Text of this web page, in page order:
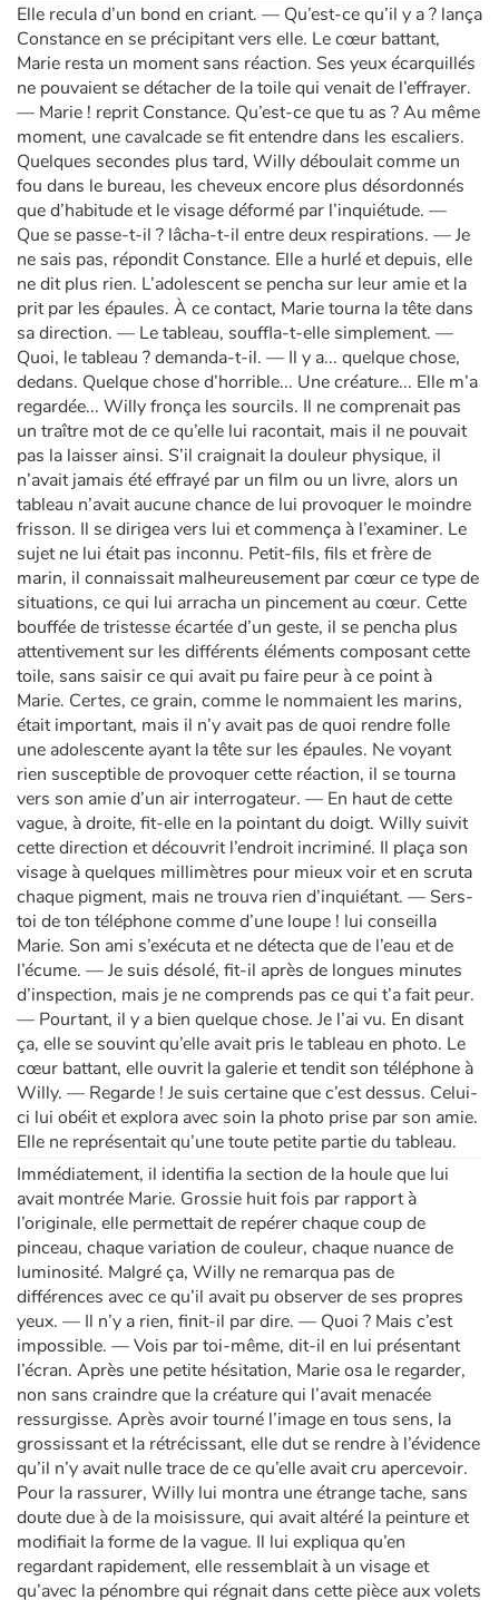
Elle recula d’un bond en criant. — Qu’est-ce qu’il y a ? lança
Constance en se précipitant vers elle. Le cœur battant,
Marie resta un moment sans réaction. Ses yeux écarquillés
ne pouvaient se détacher de la toile qui venait de l’effrayer.
— Marie ! reprit Constance. Qu’est-ce que tu as ? Au même
moment, une cavalcade se fit entendre dans les escaliers.
Quelques secondes plus tard, Willy déboulait comme un
fou dans le bureau, les cheveux encore plus désordonnés
que d’habitude et le visage déformé par l’inquiétude. —
Que se passe-t-il ? lâcha-t-il entre deux respirations. — Je
ne sais pas, répondit Constance. Elle a hurlé et depuis, elle
ne dit plus rien. L’adolescent se pencha sur leur amie et la
prit par les épaules. À ce contact, Marie tourna la tête dans
sa direction. — Le tableau, souffla-t-elle simplement. —
Quoi, le tableau ? demanda-t-il. — Il y a... quelque chose,
dedans. Quelque chose d’horrible... Une créature... Elle m’a
regardée... Willy fronça les sourcils. Il ne comprenait pas
un traître mot de ce qu’elle lui racontait, mais il ne pouvait
pas la laisser ainsi. S’il craignait la douleur physique, il
n’avait jamais été effrayé par un film ou un livre, alors un
tableau n’avait aucune chance de lui provoquer le moindre
frisson. Il se dirigea vers lui et commença à l’examiner. Le
sujet ne lui était pas inconnu. Petit-fils, fils et frère de
marin, il connaissait malheureusement par cœur ce type de
situations, ce qui lui arracha un pincement au cœur. Cette
bouffée de tristesse écartée d’un geste, il se pencha plus
attentivement sur les différents éléments composant cette
toile, sans saisir ce qui avait pu faire peur à ce point à
Marie. Certes, ce grain, comme le nommaient les marins,
était important, mais il n’y avait pas de quoi rendre folle
une adolescente ayant la tête sur les épaules. Ne voyant
rien susceptible de provoquer cette réaction, il se tourna
vers son amie d’un air interrogateur. — En haut de cette
vague, à droite, fit-elle en la pointant du doigt. Willy suivit
cette direction et découvrit l’endroit incriminé. Il plaça son
visage à quelques millimètres pour mieux voir et en scruta
chaque pigment, mais ne trouva rien d’inquiétant. — Sers-
toi de ton téléphone comme d’une loupe ! lui conseilla
Marie. Son ami s’exécuta et ne détecta que de l’eau et de
l’écume. — Je suis désolé, fit-il après de longues minutes
d’inspection, mais je ne comprends pas ce qui t’a fait peur.
— Pourtant, il y a bien quelque chose. Je l’ai vu. En disant
ça, elle se souvint qu’elle avait pris le tableau en photo. Le
cœur battant, elle ouvrit la galerie et tendit son téléphone à
Willy. — Regarde ! Je suis certaine que c’est dessus. Celui-
ci lui obéit et explora avec soin la photo prise par son amie.
Elle ne représentait qu’une toute petite partie du tableau.
Immédiatement, il identifia la section de la houle que lui
avait montrée Marie. Grossie huit fois par rapport à
l’originale, elle permettait de repérer chaque coup de
pinceau, chaque variation de couleur, chaque nuance de
luminosité. Malgré ça, Willy ne remarqua pas de
différences avec ce qu’il avait pu observer de ses propres
yeux. — Il n’y a rien, finit-il par dire. — Quoi ? Mais c’est
impossible. — Vois par toi-même, dit-il en lui présentant
l’écran. Après une petite hésitation, Marie osa le regarder,
non sans craindre que la créature qui l’avait menacée
ressurgisse. Après avoir tourné l’image en tous sens, la
grossissant et la rétrécissant, elle dut se rendre à l’évidence
qu’il n’y avait nulle trace de ce qu’elle avait cru apercevoir.
Pour la rassurer, Willy lui montra une étrange tache, sans
doute due à de la moisissure, qui avait altéré la peinture et
modifiait la forme de la vague. Il lui expliqua qu’en
regardant rapidement, elle ressemblait à un visage et
qu’avec la pénombre qui régnait dans cette pièce aux volets